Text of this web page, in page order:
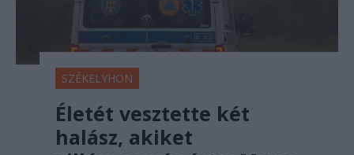
SZÉKELYHON
Életét vesztette két
halász, akiket